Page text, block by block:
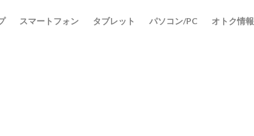
スマートフォン タブレット パソコン/PC オトク情報